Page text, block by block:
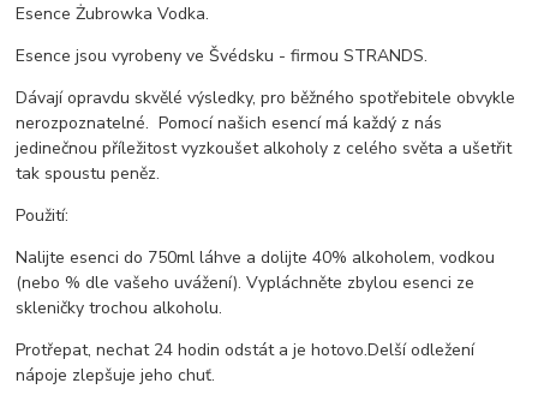
Esence Żubrowka Vodka.
Esence jsou vyrobeny ve Švédsku - firmou STRANDS.
Dávají opravdu skvělé výsledky, pro běžného spotřebitele obvykle
nerozpoznatelné. Pomocí našich esencí má každý z nás
jedinečnou příležitost vyzkoušet alkoholy z celého světa a ušetřit
tak spoustu peněz.
Použití:
Nalijte esenci do 750ml láhve a dolijte 40% alkoholem, vodkou
(nebo % dle vašeho uvážení). Vypláchněte zbylou esenci ze
skleničky trochou alkoholu.
Protřepat, nechat 24 hodin odstát a je hotovo.Delší odležení
nápoje zlepšuje jeho chuť.